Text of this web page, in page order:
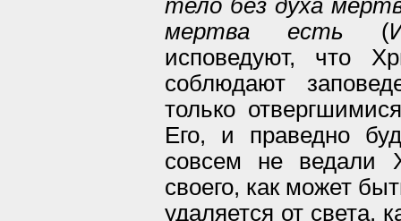
тело без духа
мертва есть
исповедуют, что
соблюдают
только
Его, и праведно
совсем не ведали
своего, как может
удаляется от света,